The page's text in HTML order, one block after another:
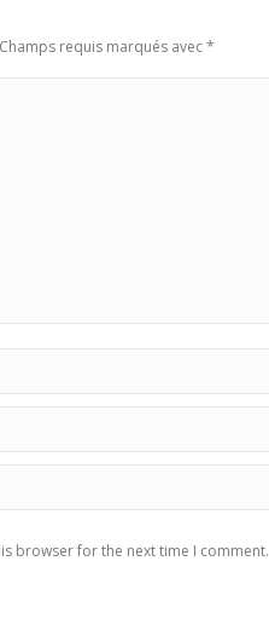
requis marqués avec*
browser for the next time I comment.